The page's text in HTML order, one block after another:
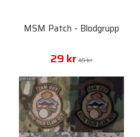
MSM Patch - Blodgrupp
29 kr 49 kr